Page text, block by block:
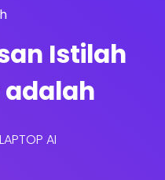
Istilah
AI